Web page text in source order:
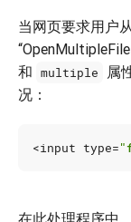
当网页要求用户
和 multiple 属
况：
<input type=
在此处理程序中